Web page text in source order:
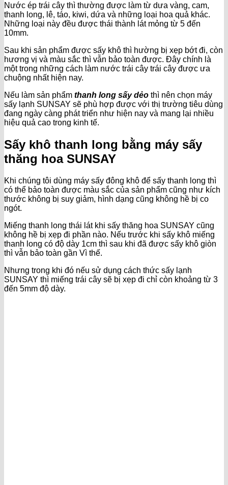
Nước ép trái cây thì thường được làm từ dưa vàng, cam,
thanh long, lê, táo, kiwi, dứa và những loại hoa quả khác.
Những loại này đều được thái thành lát mỏng từ 5 đến
10mm.
Sau khi sản phẩm được sấy khô thì hường bị xẹp bớt đi, còn
hương vị và màu sắc thì vẫn bảo toàn được. Đây chính là
một trong những cách làm nước trái cây trái cây được ưa
chuộng nhất hiện nay.
Nếu làm sản phẩm thanh long sấy dẻo thì nên chọn máy
sấy lạnh SUNSAY sẽ phù hợp được với thị trường tiêu dùng
đang ngày càng phát triển như hiện nay và mang lại nhiều
hiệu quả cao trong kinh tế.
Sấy khô thanh long bằng máy sấy
thăng hoa SUNSAY
Khi chúng tôi dùng máy sấy đông khô để sấy thanh long thì
có thể bảo toàn được màu sắc của sản phẩm cũng như kích
thước không bị suy giảm, hình dạng cũng không hề bị co
ngót.
Miếng thanh long thái lát khi sấy thăng hoa SUNSAY cũng
không hề bị xẹp đi phần nào. Nếu trước khi sấy khô miếng
thanh long có độ dày 1cm thì sau khi đã được sấy khô giòn
thì vẫn bảo toàn gần Vì thế.
Nhưng trong khi đó nếu sử dụng cách thức sấy lạnh
SUNSAY thì miếng trái cây sẽ bị xẹp đi chỉ còn khoảng từ 3
đến 5mm độ dày.